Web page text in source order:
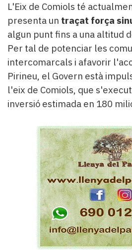
L'Eix de Comiols té
presenta un traçat força
algun punt fins a una altitud
Per tal de potenciar les
intercomarcals i afavorir
Pirineu, el Govern està
l'eix de Comiols, que
inversió estimada en 180